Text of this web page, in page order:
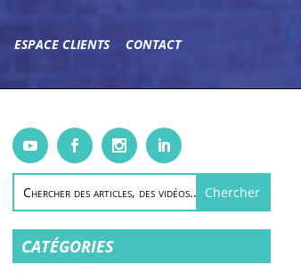
ESPACE CLIENTS CONTACT
CATÉGORIES